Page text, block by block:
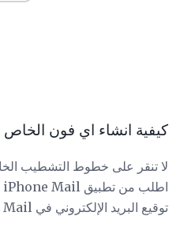
كيفية انشاء اي فون الخاص
لا تنقر على خطوط التشطيب
توقيع البريد الإلكتروني في iPhone Mail.